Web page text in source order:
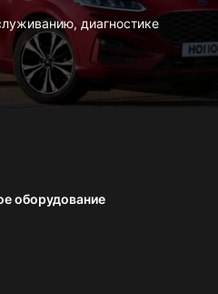
диагностике
оборудование